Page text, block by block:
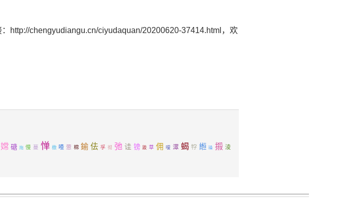
http://chengyudiangu.cn/ciyudaquan/20200620-37414.html，欢
嫦 磄 拖 慢 蔓 惮 檄 喳 慸 棉 鍮 佉 孚 彻 弛 诖 镑 踆 草 佣 嗄 潀 蝎 牸 縆 璪 摋 淩